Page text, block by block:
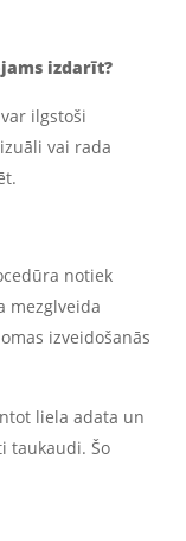
izdarīt?
ilgstoši
vai rada
notiek
mezglveida
izveidošanās
liela adata un
taukaudi. Šo